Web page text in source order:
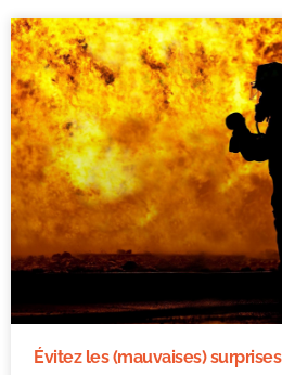
Évitez les (mauvaises) surprises